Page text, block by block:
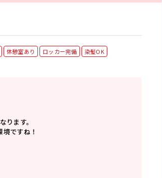
休憩室あり ロッカー完備
染髪OK
ります。
ですね！